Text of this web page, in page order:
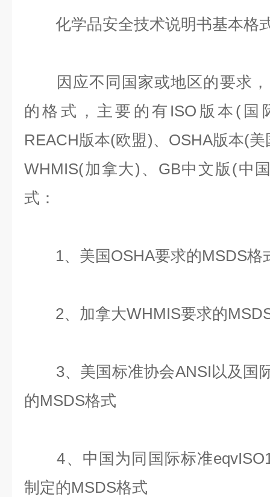
化学品安全技术说明书基本格
因应不同国家或地区的要求，
的格式，主要的有ISO版本(国
REACH版本(欧盟)、OSHA版本(
WHMIS(加拿大)、GB中文版(中
式：
1、美国OSHA要求的MSDS格
2、加拿大WHMIS要求的
3、美国标准协会ANSI以及国
的MSDS格式
4、中国为同国际标准
制定的MSDS格式